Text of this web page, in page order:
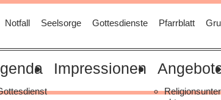
Notfall
Seelsorge Gottesdienste Pfarrblatt
Impressionen